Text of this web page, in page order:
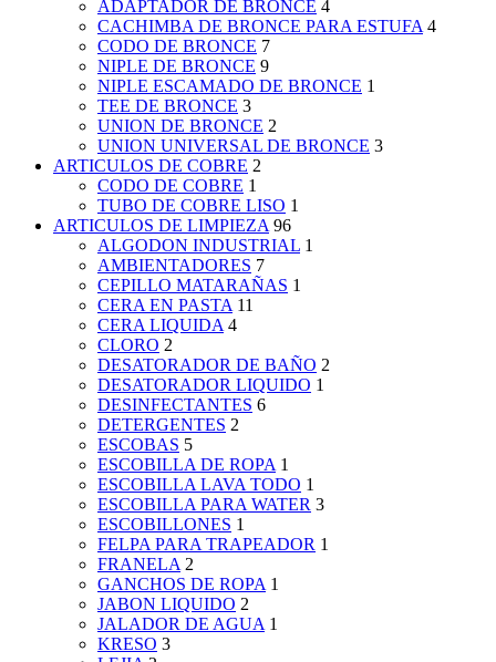
ADAPTADOR DE BRONCE 4
CACHIMBA DE BRONCE PARA ESTUFA 4
CODO DE BRONCE 7
NIPLE DE BRONCE 9
NIPLE ESCAMADO DE BRONCE 1
TEE DE BRONCE 3
UNION DE BRONCE 2
UNION UNIVERSAL DE BRONCE 3
ARTICULOS DE COBRE 2
CODO DE COBRE 1
TUBO DE COBRE LISO 1
ARTICULOS DE LIMPIEZA 96
ALGODON INDUSTRIAL 1
AMBIENTADORES 7
CEPILLO MATARAÑAS 1
CERA EN PASTA 11
CERA LIQUIDA 4
CLORO 2
DESATORADOR DE BAÑO 2
DESATORADOR LIQUIDO 1
DESINFECTANTES 6
DETERGENTES 2
ESCOBAS 5
ESCOBILLA DE ROPA 1
ESCOBILLA LAVA TODO 1
ESCOBILLA PARA WATER 3
ESCOBILLONES 1
FELPA PARA TRAPEADOR 1
FRANELA 2
GANCHOS DE ROPA 1
JABON LIQUIDO 2
JALADOR DE AGUA 1
KRESO 3